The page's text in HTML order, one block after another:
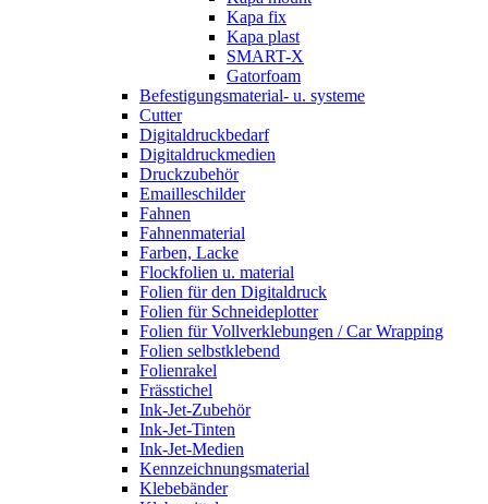
Kapa fix
Kapa plast
SMART-X
Gatorfoam
Befestigungsmaterial- u. systeme
Cutter
Digitaldruckbedarf
Digitaldruckmedien
Druckzubehör
Emailleschilder
Fahnen
Fahnenmaterial
Farben, Lacke
Flockfolien u. material
Folien für den Digitaldruck
Folien für Schneideplotter
Folien für Vollverklebungen / Car Wrapping
Folien selbstklebend
Folienrakel
Frässtichel
Ink-Jet-Zubehör
Ink-Jet-Tinten
Ink-Jet-Medien
Kennzeichnungsmaterial
Klebebänder